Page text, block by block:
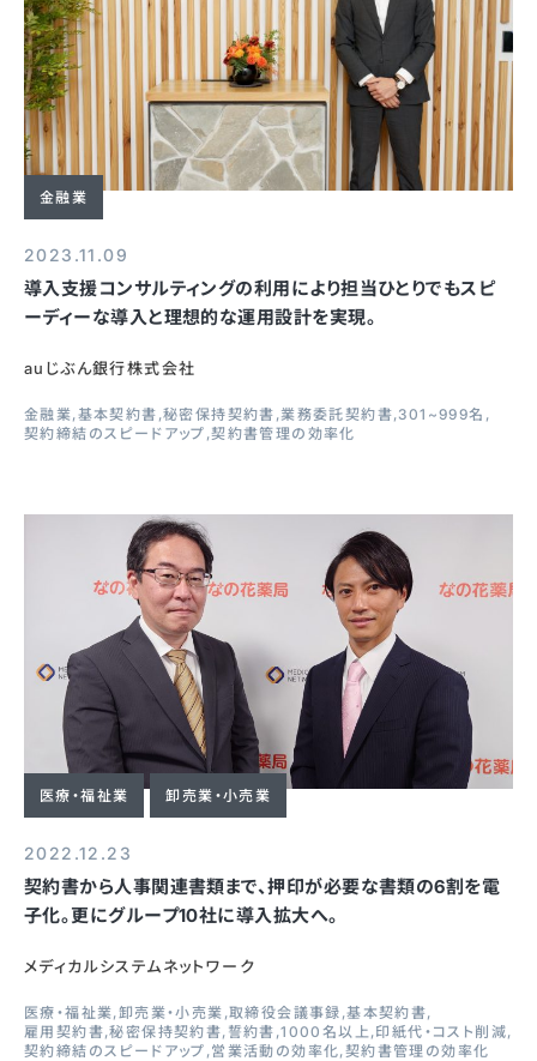
金融業
2023.11.09
導入支援コンサルティングの利用により担当ひとりでもスピ
ーディーな導入と理想的な運用設計を実現。
auじぶん銀行株式会社
金融業 基本契約書 秘密保持契約書 業務委託契約書 301~999名
契約締結のスピードアップ 契約書管理の効率化
医療・福祉業 卸売業・小売業
2022.12.23
契約書から人事関連書類まで、押印が必要な書類の6割を電
子化。更にグループ10社に導入拡大へ。
メディカルシステムネットワーク
医療・福祉業 卸売業・小売業 取締役会議事録 基本契約書
雇用契約書 秘密保持契約書 誓約書 1000名以上 印紙代・コスト削減
契約締結のスピードアップ 営業活動の効率化 契約書管理の効率化